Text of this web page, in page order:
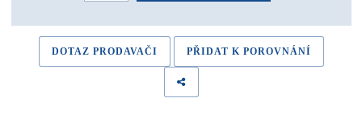
DOTAZ PRODAVAČI PŘIDAT K POROVNÁNÍ